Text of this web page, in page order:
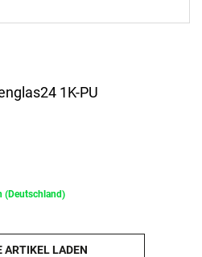
1K-PU
(Deutschland)
ARTIKEL LADEN